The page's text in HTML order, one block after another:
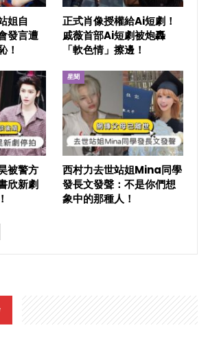
姐自
發言遭
！
正式肖像授權給Ai短劇！
戚薇首部Ai短劇被炮轟
「軟色情」擦邊！
被警方
欣新劇
星聞
西村力去世站姐Mina同學
發長文發聲：不是你們想
象中的那種人！